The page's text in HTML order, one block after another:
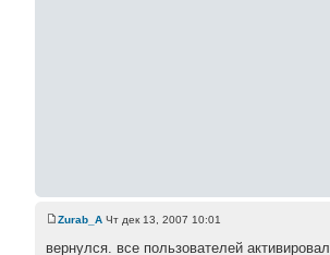
Zurab_A Чт дек 13, 2007 10:01
вернулся. все пользователей активировал